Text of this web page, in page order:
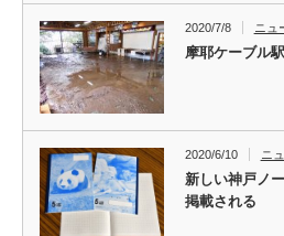
2020/7/8 ニュ
摩耶ケーブル
2020/6/10 ニ
新しい神戸ノ
掲載される